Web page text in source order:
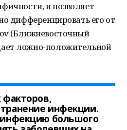
и позволяет
дифференцировать его от
(Ближневосточный
ложно-положительной
инфекции.
большого